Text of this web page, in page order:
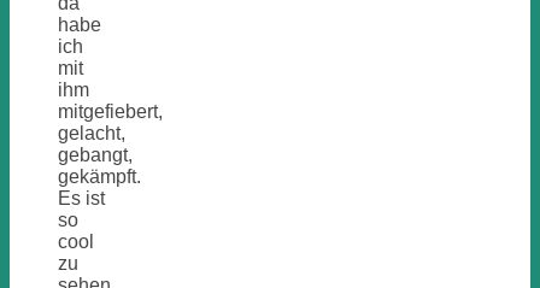
habe
ich
mit
ihm
mitgefiebert,
gelacht,
gebangt,
gekämpft.
Es ist
so
cool
zu